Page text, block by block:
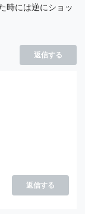
時には逆にショッ
返信する
返信する